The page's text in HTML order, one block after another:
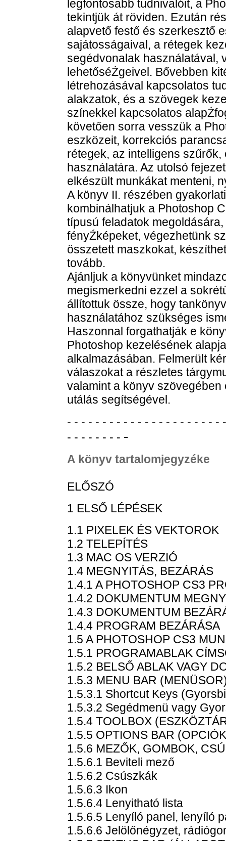
legfontosabb tudnivalóit, a
tekintjük át röviden. Ezután
alapvető festő és szerkesztő
sajátosságaival, a rétegek
segédvonalak használatával,
lehetőséŹgeivel. Bővebben
létrehozásával kapcsolatos
alakzatok, és a szövegek
színekkel kapcsolatos
követően sorra vesszük a
eszközeit, korrekciós
rétegek, az intelligens
használatára. Az utolsó
elkészült munkákat menteni,
A könyv II. részében
kombinálhatjuk a Photoshop
típusú feladatok
fényŹképeket, végezhetünk
összetett maszkokat,
tovább.
Ajánljuk a könyvünket
megismerkedni ezzel a
állítottuk össze, hogy
használatához szükséges
Haszonnal forgathatják e
Photoshop kezelésének
alkalmazásában. Felmerült
válaszokat a részletes
valamint a könyv
utálás segítségével.
- - - - - - - - - - - - - - - - - - - - - -
- - - - - - - - -
A könyv tartalomjegyzéke
ELŐSZÓ
1 ELSŐ LÉPÉSEK
1.1 PIXELEK ÉS VEKTOROK
1.2 TELEPÍTÉS
1.3 MAC OS VERZIÓ
1.4 MEGNYITÁS, BEZÁRÁS
1.4.1 A PHOTOSHOP CS3
1.4.2 DOKUMENTUM
1.4.3 DOKUMENTUM
1.4.4 PROGRAM BEZÁRÁSA
1.5 A PHOTOSHOP CS3
1.5.1 PROGRAMABLAK
1.5.2 BELSŐ ABLAK VAGY
1.5.3 MENU BAR
1.5.3.1 Shortcut Keys
1.5.3.2 Segédmenü vagy
1.5.4 TOOLBOX
1.5.5 OPTIONS BAR
1.5.6 MEZŐK, GOMBOK,
1.5.6.1 Beviteli mező
1.5.6.2 Csúszkák
1.5.6.3 Ikon
1.5.6.4 Lenyitható lista
1.5.6.5 Lenyíló panel, lenyíló
1.5.6.6 Jelölőnégyzet,